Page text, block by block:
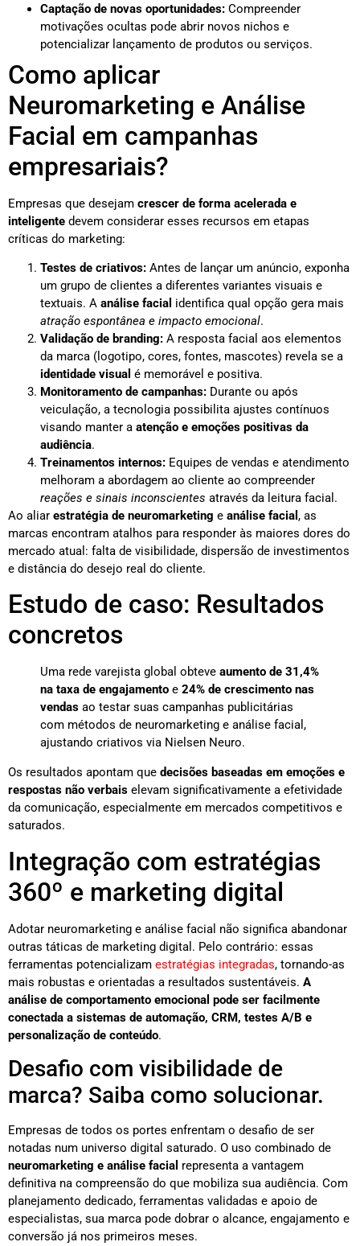
Captação de novas oportunidades: Compreender
motivações ocultas pode abrir novos nichos e
potencializar lançamento de produtos ou serviços.
Como aplicar
Neuromarketing e Análise
Facial em campanhas
empresariais?
Empresas que desejam crescer de forma acelerada e
inteligente devem considerar esses recursos em etapas
críticas do marketing:
Testes de criativos: Antes de lançar um anúncio, exponha
um grupo de clientes a diferentes variantes visuais e
textuais. A análise facial identifica qual opção gera mais
atração espontânea e impacto emocional.
Validação de branding: A resposta facial aos elementos
da marca (logotipo, cores, fontes, mascotes) revela se a
identidade visual é memorável e positiva.
Monitoramento de campanhas: Durante ou após
veiculação, a tecnologia possibilita ajustes contínuos
visando manter a atenção e emoções positivas da
audiência.
Treinamentos internos: Equipes de vendas e atendimento
melhoram a abordagem ao cliente ao compreender
reações e sinais inconscientes através da leitura facial.
Ao aliar estratégia de neuromarketing e análise facial , as
marcas encontram atalhos para responder às maiores dores do
mercado atual: falta de visibilidade, dispersão de investimentos
e distância do desejo real do cliente.
Estudo de caso: Resultados
concretos
Uma rede varejista global obteve aumento de 31,4%
na taxa de engajamento e 24% de crescimento nas
vendas ao testar suas campanhas publicitárias
com métodos de neuromarketing e análise facial,
ajustando criativos via Nielsen Neuro.
Os resultados apontam que decisões baseadas em emoções e
respostas não verbais elevam significativamente a efetividade
da comunicação, especialmente em mercados competitivos e
saturados.
Integração com estratégias
360º e marketing digital
Adotar neuromarketing e análise facial não significa abandonar
outras táticas de marketing digital. Pelo contrário: essas
ferramentas potencializam estratégias integradas, tornando-as
mais robustas e orientadas a resultados sustentáveis. A
análise de comportamento emocional pode ser facilmente
conectada a sistemas de automação, CRM, testes A/B e
personalização de conteúdo.
Desafio com visibilidade de
marca? Saiba como solucionar.
Empresas de todos os portes enfrentam o desafio de ser
notadas num universo digital saturado. O uso combinado de
neuromarketing e análise facial representa a vantagem
definitiva na compreensão do que mobiliza sua audiência. Com
planejamento dedicado, ferramentas validadas e apoio de
especialistas, sua marca pode dobrar o alcance, engajamento e
conversão já nos primeiros meses.